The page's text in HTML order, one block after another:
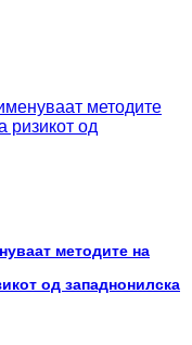
методите на
од западнонилска